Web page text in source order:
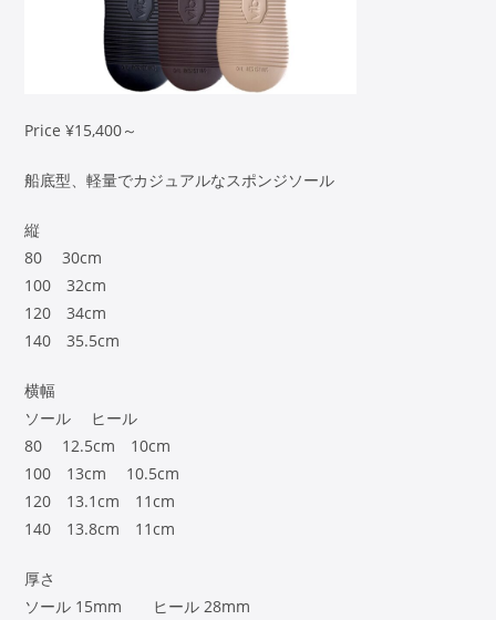
Price ¥15,400～
船底型、軽量でカジュアルなスポンジソール
縦
80 30cm
100 32cm
120 34cm
140 35.5cm
横幅
ソール ヒール
80 12.5cm 10cm
100 13cm 10.5cm
120 13.1cm 11cm
140 13.8cm 11cm
厚さ
ソール 15mm ヒール 28mm